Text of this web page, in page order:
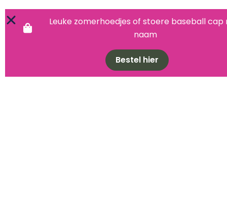
Leuke zomerhoedjes of stoere baseball cap
naam
Bestel hier